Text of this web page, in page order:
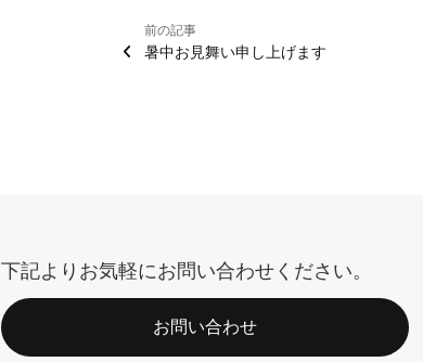
前の記事
暑中お見舞い申し上げます
下記よりお気軽にお問い合わせください。
お問い合わせ